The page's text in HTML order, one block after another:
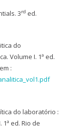
3rd ed.
do
Volume I. 1ª ed.
:
do laboratório :
ed. Rio de